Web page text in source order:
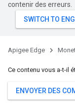
contenir des erreurs.
Apigee Edge
Ce contenu vous a-t-il
ENVOYER DES